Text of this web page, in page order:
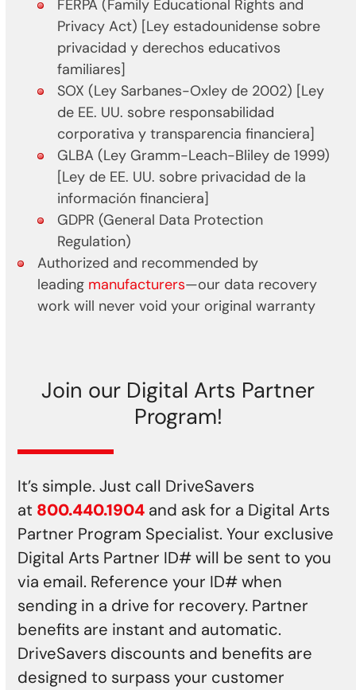
FERPA (Family Educational Rights and
Privacy Act) [Ley estadounidense sobre
privacidad y derechos educativos
familiares]
SOX (Ley Sarbanes-Oxley de 2002) [Ley
de EE. UU. sobre responsabilidad
corporativa y transparencia financiera]
GLBA (Ley Gramm-Leach-Bliley de 1999)
[Ley de EE. UU. sobre privacidad de la
información financiera]
GDPR (General Data Protection
Regulation)
Authorized and recommended by
leading manufacturers—our data recovery
work will never void your original warranty
Join our Digital Arts Partner
Program!
It’s simple. Just call DriveSavers
at 800.440.1904 and ask for a Digital Arts
Partner Program Specialist. Your exclusive
Digital Arts Partner ID# will be sent to you
via email. Reference your ID# when
sending in a drive for recovery. Partner
benefits are instant and automatic.
DriveSavers discounts and benefits are
designed to surpass your customer